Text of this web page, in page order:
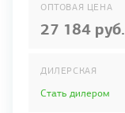
ОПТОВАЯ ЦЕНА
27 184 руб.
ДИЛЕРСКАЯ
Стать дилером